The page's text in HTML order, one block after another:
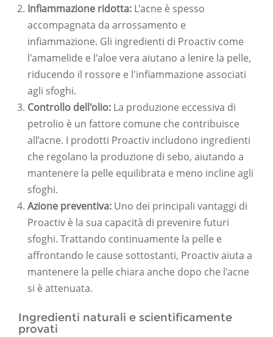
Infiammazione ridotta: L'acne è spesso
accompagnata da arrossamento e
infiammazione. Gli ingredienti di Proactiv come
l'amamelide e l'aloe vera aiutano a lenire la pelle,
riducendo il rossore e l'infiammazione associati
agli sfoghi.
Controllo dell'olio: La produzione eccessiva di
petrolio è un fattore comune che contribuisce
all’acne. I prodotti Proactiv includono ingredienti
che regolano la produzione di sebo, aiutando a
mantenere la pelle equilibrata e meno incline agli
sfoghi.
Azione preventiva: Uno dei principali vantaggi di
Proactiv è la sua capacità di prevenire futuri
sfoghi. Trattando continuamente la pelle e
affrontando le cause sottostanti, Proactiv aiuta a
mantenere la pelle chiara anche dopo che l'acne
si è attenuata.
Ingredienti naturali e scientificamente
provati